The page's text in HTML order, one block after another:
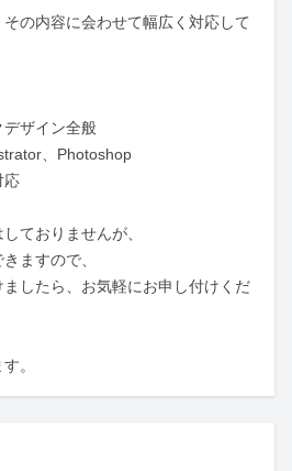
の内容に会わせて幅広く対応して
デザイン全般
、Photoshop
応
ておりませんが、
ますので、
したら、お気軽にお申し付けくだ
。